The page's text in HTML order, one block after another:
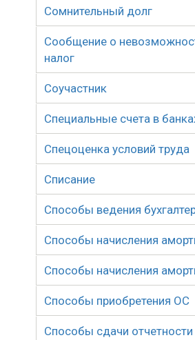
Сомнительный долг
Сообщение о
налог
Соучастник
Специальные счета в
Спецоценка условий труда
Списание
Способы ведения
Способы начисления
Способы начисления
Способы приобретения ОС
Способы сдачи